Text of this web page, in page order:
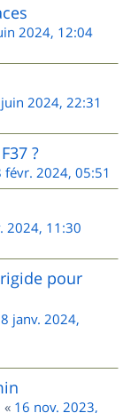
2024, 12:04
2024, 22:31
?
févr. 2024, 05:51
2024, 11:30
pour
janv. 2024,
« 16 nov. 2023,